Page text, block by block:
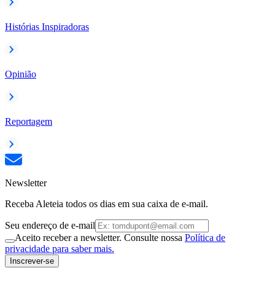
Histórias Inspiradoras
Opinião
Reportagem
Newsletter
Receba Aleteia todos os dias em sua caixa de e-mail.
Seu endereço de e-mail
Aceito receber a newsletter. Consulte nossa Política de
privacidade para saber mais.
Inscrever-se